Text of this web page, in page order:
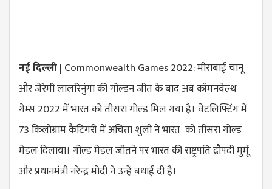
नई दिल्ली | Commonwealth Games 2022: मीराबाई चानू
और जेरेमी लालरिनुंगा की गोल्डन जीत के बाद अब कॉमनवेल्थ
गेम्स 2022 में भारत को तीसरा गोल्ड मिल गया है। वेटलिफ्टिंग में
73 किलोग्राम कैटिगरी में अचिंता शुली ने भारत को तीसरा गोल्ड
मेडल दिलाया। गोल्ड मेडल जीतने पर भारत की राष्ट्रपतिद्रौपदीमुर्मू
और प्रधानमंत्री नरेन्द्र मोदी ने उन्हें बधाई दी है।